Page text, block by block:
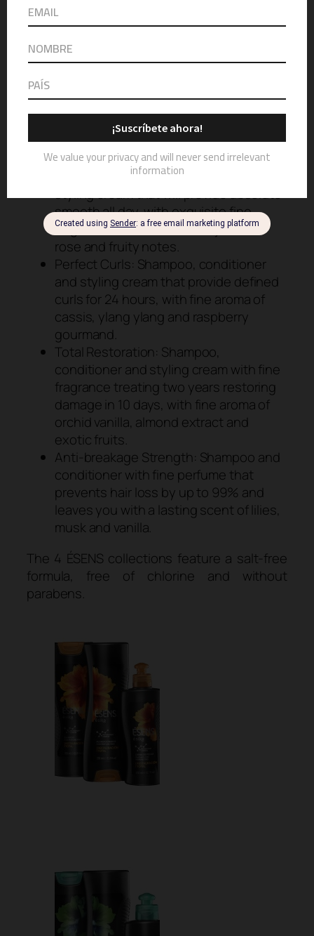
fine aroma fragrance that lasts up to 24
hours perfumery. David Vaz, leading French
perfumer creator of famous brands of fine
perfumery and Franklin Ramos, specialist
hairstyle known celebrities have this new
line that will revolutionize the experience in
hair care.
ÉSENS has a solution for every need of hair:
Straight Up: Shampoo, conditioner and
styling cream that will provide absolute
smooth all day, with exquisite fine
fragrance with the scent of jasmine,
rose and fruity notes.
Perfect Curls: Shampoo, conditioner
and styling cream that provide defined
curls for 24 hours, with fine aroma of
cassis, ylang ylang and raspberry
gourmand.
Total Restoration: Shampoo,
conditioner and styling cream with fine
fragrance treating two years restoring
damage in 10 days, with fine aroma of
orchid vanilla, almond extract and
exotic fruits.
Anti-breakage Strength: Shampoo and
conditioner with fine perfume that
prevents hair loss by up to 99% and
leaves you with a lasting scent of lilies,
musk and vanilla.
The 4 ÉSENS collections feature a salt-free
formula, free of chlorine and without
parabens.